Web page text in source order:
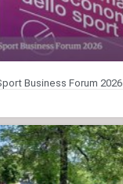
Business Forum 2026